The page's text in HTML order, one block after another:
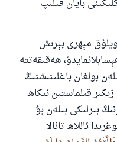
بايان قىلىپ
مېھرى بېرىش
ھەقىقەتتە
بولغان باغلىنىشنىڭ
قىلماستىن نىكاھ
بىرلىكى بىلەن بۇ
ئاللاھ تائالا